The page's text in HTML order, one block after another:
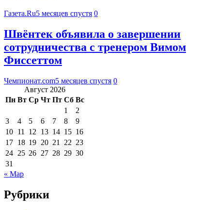
Газета.Ru5 месяцев спустя 0
Швёнтек объявила о завершении
сотрудничества с тренером Вимом
Фиссеттом
Чемпионат.com5 месяцев спустя 0
Август 2026
Пн Вт Ср Чт Пт Сб Вс
1
2
3
4 5 6 7 8
9
10 11 12 13 14 15 16
17 18 19 20 21 22 23
24 25 26 27 28 29 30
31
« Мар
Рубрики